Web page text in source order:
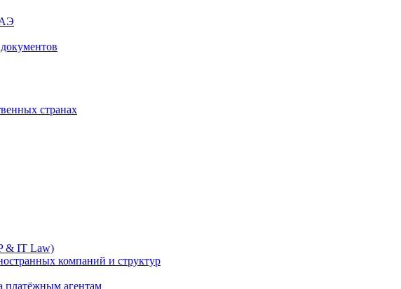
странах
& IT Law)
компаний и структур
платёжным агентам